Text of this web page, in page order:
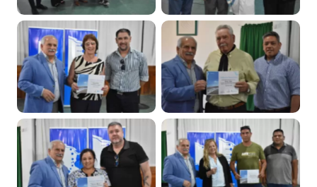
Cardenal Cagliero
celebró su 76°
aniversario
Cardenal Cagliero
celebró su 76°
aniversario
Cardenal Cagliero
celebró su 76°
aniversario
Cardenal Cagliero
celebró su 76°
aniversario